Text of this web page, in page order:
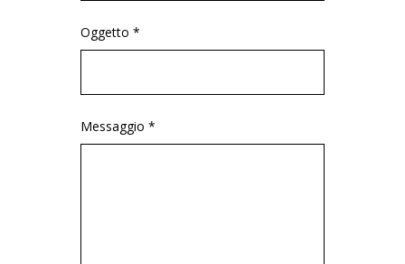
Oggetto *
Messaggio *